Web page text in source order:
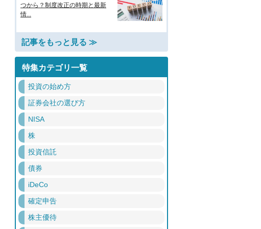
つから？制度改正の時期と最新
情...
記事をもっと見る ≫
特集カテゴリ一覧
投資の始め方
証券会社の選び方
NISA
株
投資信託
債券
iDeCo
確定申告
株主優待